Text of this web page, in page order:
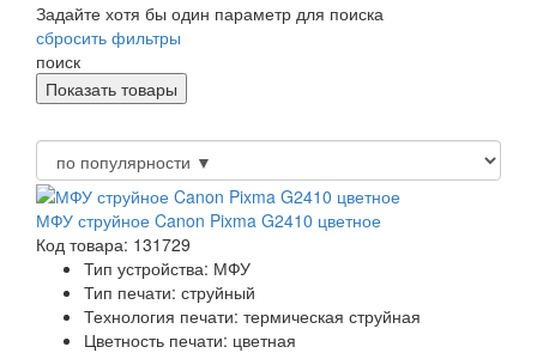
Задайте хотя бы один параметр для поиска
сбросить фильтры
поиск
МФУ струйное Canon Pixma G2410 цветное
Код товара: 131729
Тип устройства: МФУ
Тип печати: струйный
Технология печати: термическая струйная
Цветность печати: цветная